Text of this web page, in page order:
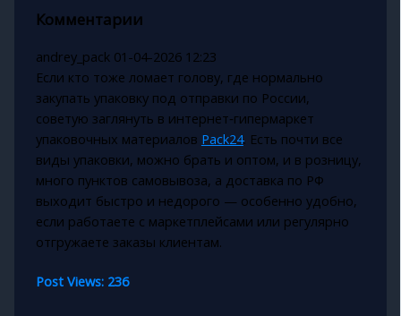
Комментарии
andrey_pack 01-04-2026 12:23
Если кто тоже ломает голову, где нормально
закупать упаковку под отправки по России,
советую заглянуть в интернет‑гипермаркет
упаковочных материалов Pack24. Есть почти все
виды упаковки, можно брать и оптом, и в розницу,
много пунктов самовывоза, а доставка по РФ
выходит быстро и недорого — особенно удобно,
если работаете с маркетплейсами или регулярно
отгружаете заказы клиентам.
Post Views: 236